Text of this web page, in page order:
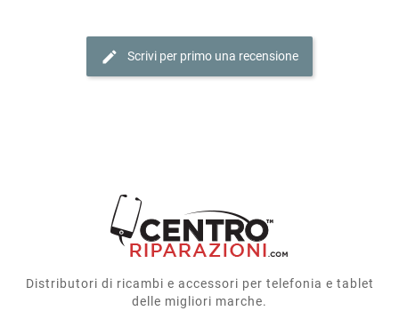
edit Scrivi per primo una recensione
Distributori di ricambi e accessori per telefonia e tablet
delle migliori marche.